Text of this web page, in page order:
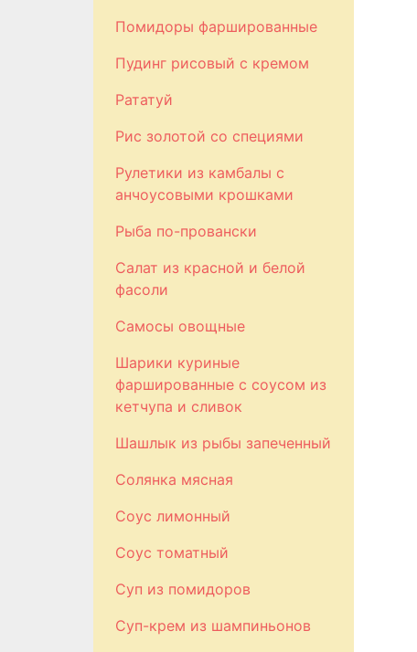
Помидоры фаршированные
Пудинг рисовый с кремом
Рататуй
Рис золотой со специями
Рулетики из камбалы с
анчоусовыми крошками
Рыба по-провански
Салат из красной и белой
фасоли
Самосы овощные
Шарики куриные
фаршированные с соусом из
кетчупа и сливок
Шашлык из рыбы запеченный
Солянка мясная
Соус лимонный
Соус томатный
Суп из помидоров
Суп-крем из шампиньонов